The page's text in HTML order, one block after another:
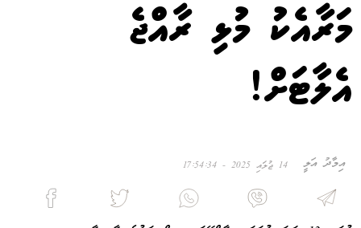
މަރާއެކު މުޅި ރާއްޖެ
އެލާޓަށް!
އިމާދު އަލީ 14 ޖުލައި 2025 - 17:54:34